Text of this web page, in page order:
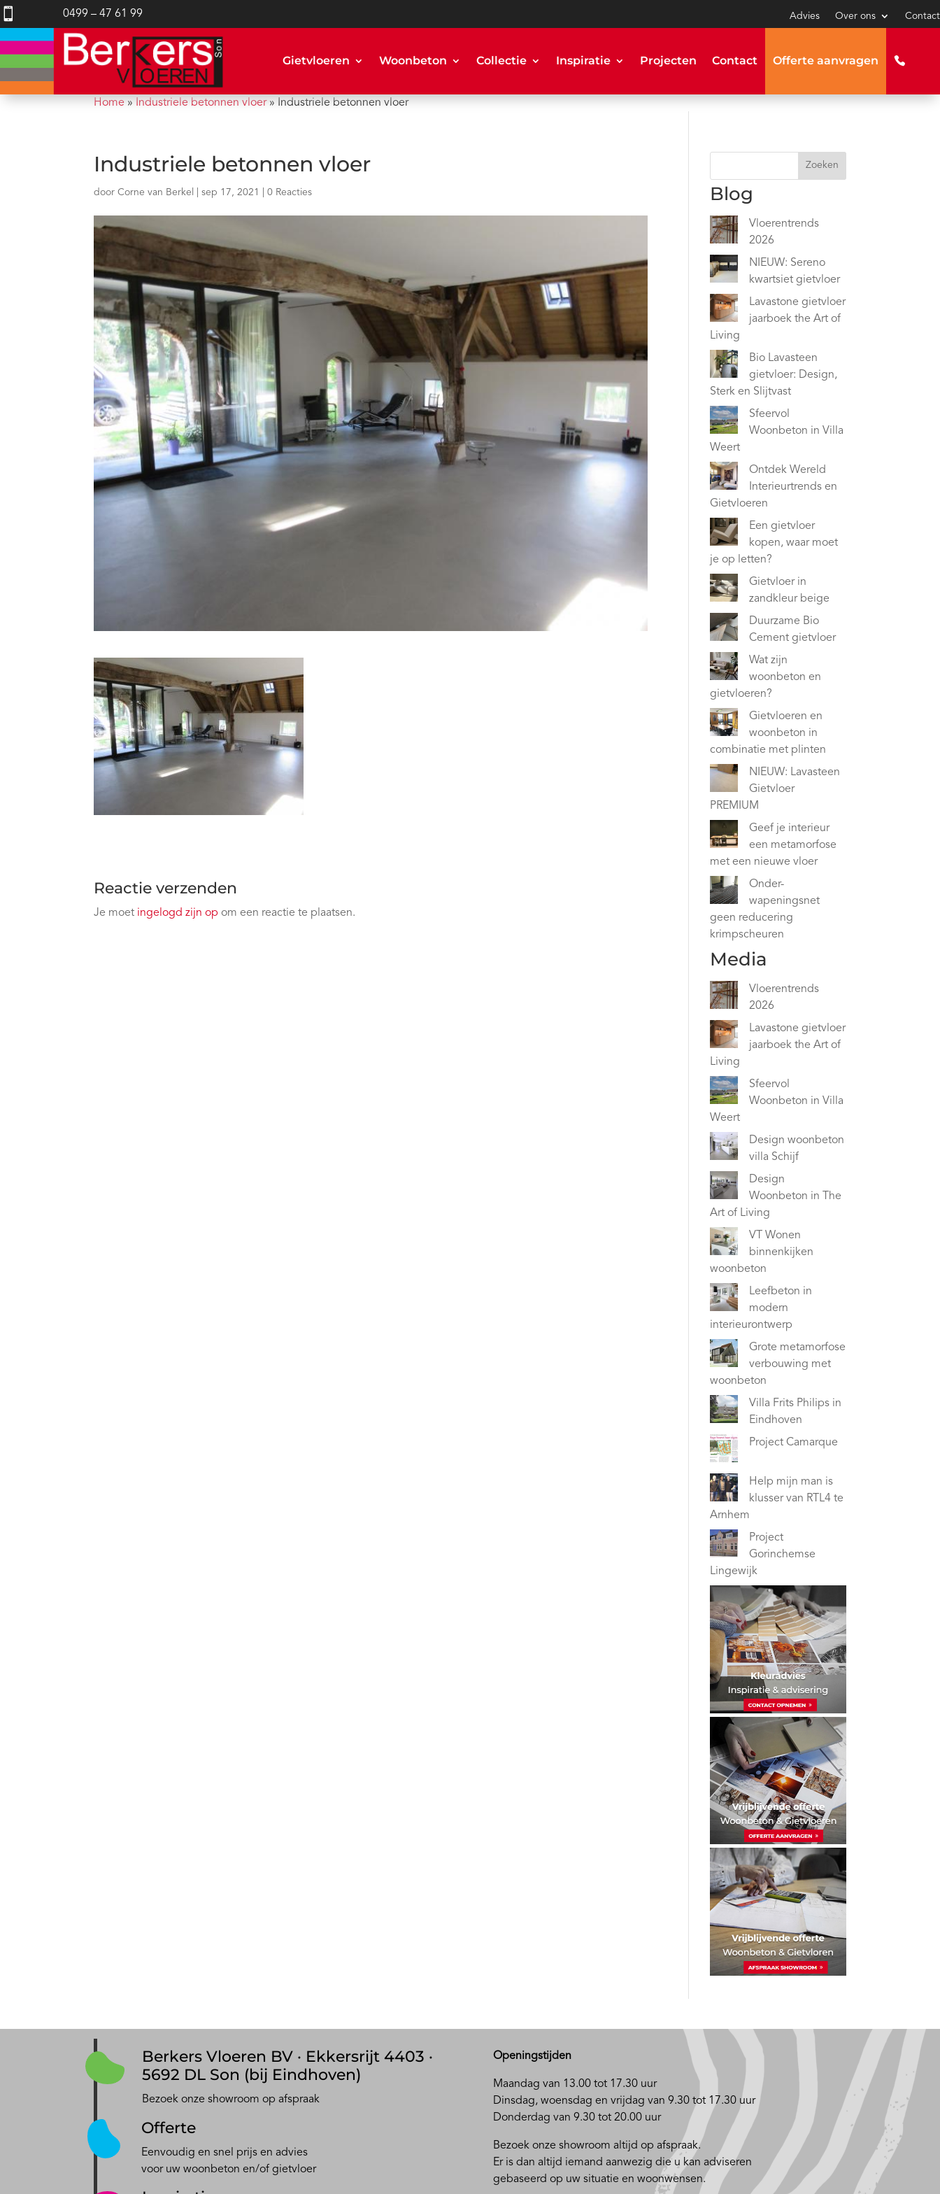
 0499 – 47 61 99 Advies Over ons Contact
Gietvloeren Woonbeton Collectie Inspiratie Projecten Contact Offerte aanvragen
Home » Industriele betonnen vloer» Industriele betonnen vloer
Industriele betonnen vloer
doorCorne van Berkel |sep 17, 2021 |0 Reacties
Reactie verzenden
Je moet ingelogd zijn op om een reactie te plaatsen.
Zoeken
Blog
Vloerentrends
2026
NIEUW: Sereno
kwartsiet gietvloer
Lavastone gietvloer
jaarboek the Art of
Living
Bio Lavasteen
gietvloer: Design,
Sterk en Slijtvast
Sfeervol
Woonbeton in Villa
Weert
Ontdek Wereld
Interieurtrends en
Gietvloeren
Een gietvloer
kopen, waar moet
je op letten?
Gietvloer in
zandkleur beige
Duurzame Bio
Cement gietvloer
Wat zijn
woonbeton en
gietvloeren?
Gietvloeren en
woonbeton in
combinatie met plinten
NIEUW: Lavasteen
Gietvloer
PREMIUM
Geef je interieur
een metamorfose
met een nieuwe vloer
Onder-
wapeningsnet
geen reducering
krimpscheuren
Media
Vloerentrends
2026
Lavastone gietvloer
jaarboek the Art of
Living
Sfeervol
Woonbeton in Villa
Weert
Design woonbeton
villa Schijf
Design
Woonbeton in The
Art of Living
VT Wonen
binnenkijken
woonbeton
Leefbeton in
modern
interieurontwerp
Grote metamorfose
verbouwing met
woonbeton
Villa Frits Philips in
Eindhoven
Project Camarque
Help mijn man is
klusser van RTL4 te
Arnhem
Project
Gorinchemse
Lingewijk
Berkers Vloeren BV · Ekkersrijt 4403 ·
5692 DL Son (bij Eindhoven)
Bezoek onze showroom op afspraak
Offerte
Eenvoudig en snel prijs en advies
voor uw woonbeton en/of gietvloer
Openingstijden
Maandag van 13.00 tot 17.30 uur
Dinsdag, woensdag en vrijdag van 9.30 tot 17.30 uur
Donderdag van 9.30 tot 20.00 uur
Bezoek onze showroom altijd op afspraak.
Er is dan altijd iemand aanwezig die u kan adviseren
gebaseerd op uw situatie en woonwensen.